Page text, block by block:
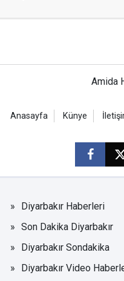
Amida
Anasayfa Künye
Diyarbakır Haberleri
Son Dakika Diyarbakır
Diyarbakır Sondakika
Diyarbakır Video